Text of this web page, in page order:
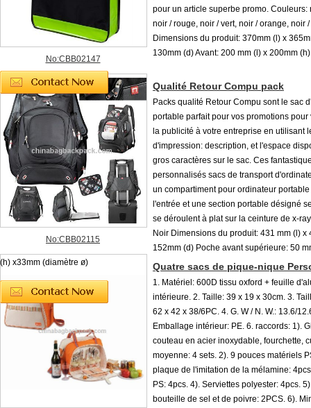
No:CBB02147
pour un article superbe promo. Couleurs:
noir / rouge, noir / vert, noir / orange, noir
Dimensions du produit: 370mm (l) x
130mm (d) Avant: 200 mm (l) x 200mm (h)
No:CBB02115
Qualité Retour Compu pack
Packs qualité Retour Compu sont le sac
portable parfait pour vos promotions pour
la publicité à votre entreprise en utilisant
d'impression: description, et l'espace
gros caractères sur le sac. Ces
personnalisés sacs de transport
un compartiment pour ordinateur
l'entrée et une section portable désigné
se déroulent à plat sur la ceinture de x-
Noir Dimensions du produit: 431 mm (l) x
152mm (d) Poche avant supérieure: 50
(h) x33mm (diamètre ø)
Quatre sacs de pique-nique
1. Matériel: 600D tissu oxford + feuille
intérieure. 2. Taille: 39 x 19 x 30cm. 3.
62 x 42 x 38/6PC. 4. G. W / N. W.: 13.6/
Emballage intérieur: PE. 6. raccords: 1).
couteau en acier inoxydable, fourchette,
moyenne: 4 sets. 2). 9 pouces matériels
plaque de l'imitation de la mélamine:
PS: 4pcs. 4). Serviettes polyester: 4pcs.
bouteille de sel et de poivre: 2PCS. 6).